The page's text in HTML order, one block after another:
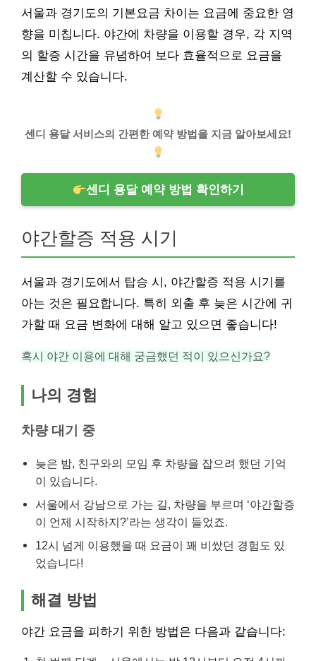
서울과 경기도의 기본요금 차이는 요금에 중요한 영
향을 미칩니다. 야간에 차량을 이용할 경우, 각 지역
의 할증 시간을 유념하여 보다 효율적으로 요금을
계산할 수 있습니다.
센디 용달 서비스의 간편한 예약 방법을 지금 알아보세요!
센디 용달 예약 방법 확인하기
야간할증 적용 시기
서울과 경기도에서 탑승 시, 야간할증 적용 시기를
아는 것은 필요합니다. 특히 외출 후 늦은 시간에 귀
가할 때 요금 변화에 대해 알고 있으면 좋습니다!
혹시 야간 이용에 대해 궁금했던 적이 있으신가요?
나의 경험
차량 대기 중
늦은 밤, 친구와의 모임 후 차량을 잡으려 했던 기억
이 있습니다.
서울에서 강남으로 가는 길, 차량을 부르며 ‘야간할증
이 언제 시작하지?’라는 생각이 들었죠.
12시 넘게 이용했을 때 요금이 꽤 비쌌던 경험도 있
었습니다!
해결 방법
야간 요금을 피하기 위한 방법은 다음과 같습니다: